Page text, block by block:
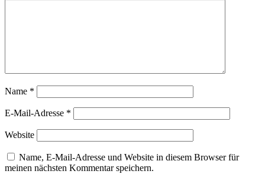
Name *
E-Mail-Adresse *
Website
Name, E-Mail-Adresse und Website in diesem Browser für
meinen nächsten Kommentar speichern.